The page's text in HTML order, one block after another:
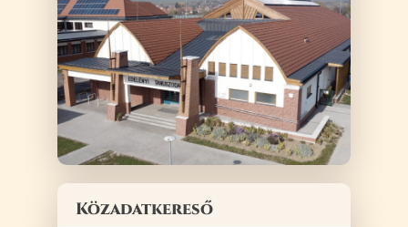
Közadatkereső